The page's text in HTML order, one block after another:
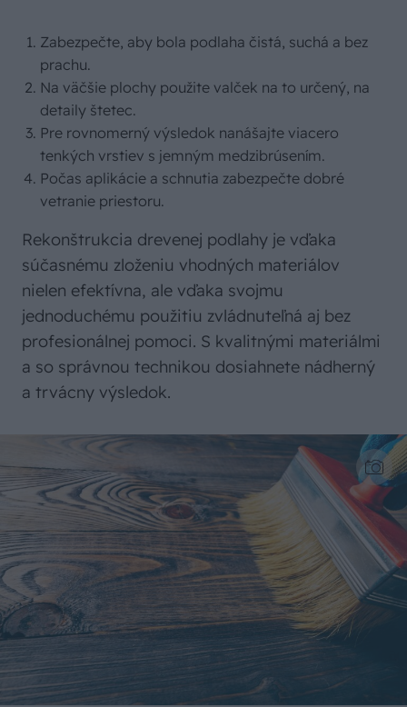
Zabezpečte, aby bola podlaha čistá, suchá a bez
prachu.
Na väčšie plochy použite valček na to určený, na
detaily štetec.
Pre rovnomerný výsledok nanášajte viacero
tenkých vrstiev s jemným medzibrúsením.
Počas aplikácie a schnutia zabezpečte dobré
vetranie priestoru.
Rekonštrukcia drevenej podlahy je vďaka
súčasnému zloženiu vhodných materiálov
nielen efektívna, ale vďaka svojmu
jednoduchému použitiu zvládnuteľná aj bez
profesionálnej pomoci. S kvalitnými materiálmi
a so správnou technikou dosiahnete nádherný
a trvácny výsledok.